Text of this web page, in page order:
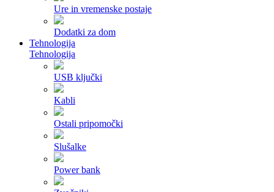
Ure in vremenske postaje
Dodatki za dom
Tehnologija
Tehnologija
USB ključki
Kabli
Ostali pripomočki
Slušalke
Power bank